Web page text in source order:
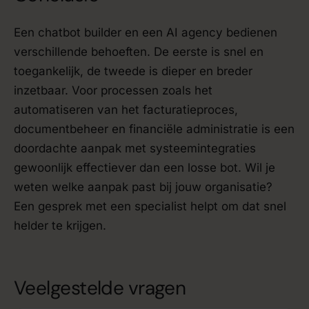
Een chatbot builder en een AI agency bedienen
verschillende behoeften. De eerste is snel en
toegankelijk, de tweede is dieper en breder
inzetbaar. Voor processen zoals het
automatiseren van het facturatieproces,
documentbeheer en financiële administratie is een
doordachte aanpak met systeemintegraties
gewoonlijk effectiever dan een losse bot. Wil je
weten welke aanpak past bij jouw organisatie?
Een gesprek met een specialist helpt om dat snel
helder te krijgen.
Veelgestelde vragen